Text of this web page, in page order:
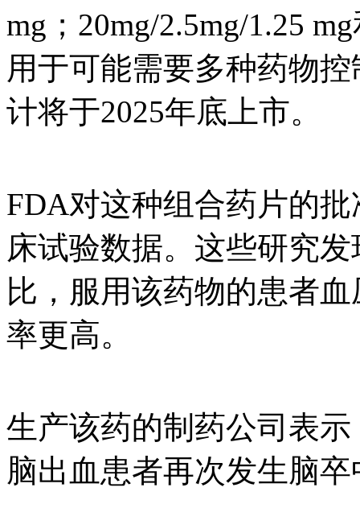
mg；20mg/2.5mg/1.25
用于可能需要多种药物
计将于2025年底上市。
FDA对这种组合药片的
床试验数据。这些研究
比，服用该药物的患者
率更高。
生产该药的制药公司表
脑出血患者再次发生脑